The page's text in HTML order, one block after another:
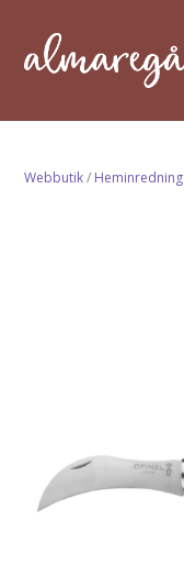
Webbutik/ Heminredning